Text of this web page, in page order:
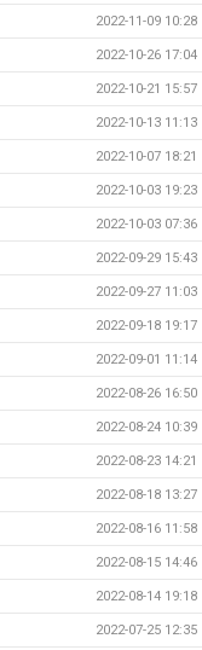
2022-11-09 10:28
2022-10-26 17:04
2022-10-21 15:57
2022-10-13 11:13
2022-10-07 18:21
2022-10-03 19:23
2022-10-03 07:36
2022-09-29 15:43
2022-09-27 11:03
2022-09-18 19:17
2022-09-01 11:14
2022-08-26 16:50
2022-08-24 10:39
2022-08-23 14:21
2022-08-18 13:27
2022-08-16 11:58
2022-08-15 14:46
2022-08-14 19:18
2022-07-25 12:35